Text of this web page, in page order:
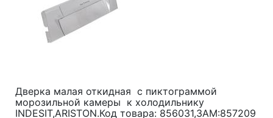
Дверка малая откидная с пиктограммой
морозильной камеры к холодильнику
INDESIT,ARISTON.Код товара: 856031,ЗАМ:857209